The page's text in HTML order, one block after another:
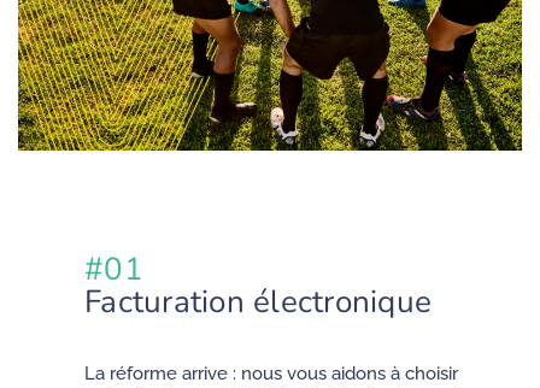
#01
Facturation électronique
La réforme arrive : nous vous aidons à choisir